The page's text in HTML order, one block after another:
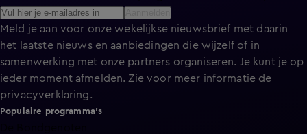
Meld je aan voor onze wekelijkse nieuwsbrief met daarin
het laatste nieuws en aanbiedingen die wijzelf of in
samenwerking met onze partners organiseren. Je kunt je op
ieder moment afmelden. Zie voor meer informatie de
privacyverklaring.
Populaire programma's